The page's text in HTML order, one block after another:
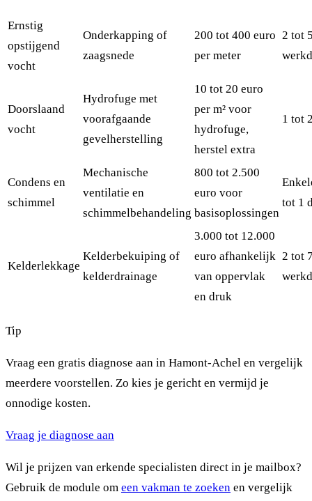
Ernstig
opstijgend
vocht
Onderkapping of
zaagsnede
200 tot 400 euro
per meter
2 tot
Doorslaand
vocht
Hydrofuge met
voorafgaande
gevelherstelling
10 tot 20 euro
per m² voor
hydrofuge,
herstel extra
1 tot
Condens en
schimmel
Mechanische
ventilatie en
schimmelbehandeling
800 tot 2.500
euro voor
basisoplossingen
tot 1
Kelderlekkage
Kelderbekuiping of
kelderdrainage
3.000 tot 12.000
euro afhankelijk
van oppervlak
en druk
2 tot
Tip
Vraag een gratis diagnose aan in Hamont-Achel en vergelijk
meerdere voorstellen. Zo kies je gericht en vermijd je
onnodige kosten.
Vraag je diagnose aan
Wil je prijzen van erkende specialisten direct in je mailbox?
Gebruik de module om een vakman te zoeken en vergelijk